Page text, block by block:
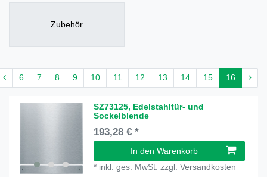
Zubehör
6 7 8 9 10 11 12 13 14 15 16
SZ73125, Edelstahltür- und
Sockelblende
193,28 € *
In den Warenkorb
* inkl. ges. MwSt. zzgl.Versandkosten